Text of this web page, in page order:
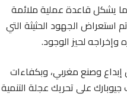
يشكل قاعدة عملية ملائمة
استعراض الجهود الحثيثة التي
وإخراجه لحيز الوجود.
إبداع وصنع مغربي، وبكفاءات
على تحريك عجلة التنمية